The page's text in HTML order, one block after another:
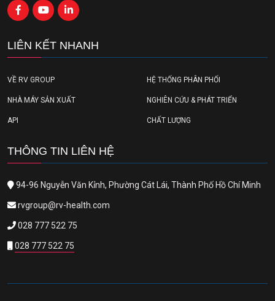
LIÊN KẾT NHANH
VỀ RV GROUP HỆ THỐNG PHÂN PHỐI
NHÀ MÁY SẢN XUẤT NGHIÊN CỨU & PHÁT TRIỂN
API CHẤT LƯỢNG
THÔNG TIN LIÊN HỆ
94-96 Nguyễn Văn Kỉnh, Phường Cát Lái, Thành Phố Hồ Chí Minh
rvgroup@rv-health.com
028 777 522 75
028 777 522 75